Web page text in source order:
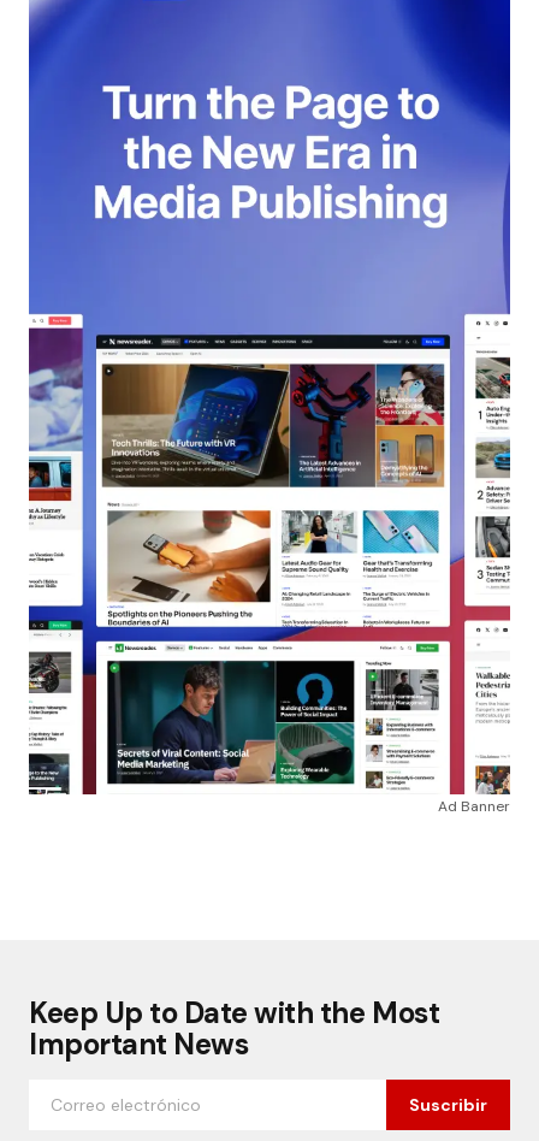
Ad Banner
Keep Up to Date with the Most
Important News
Suscribir